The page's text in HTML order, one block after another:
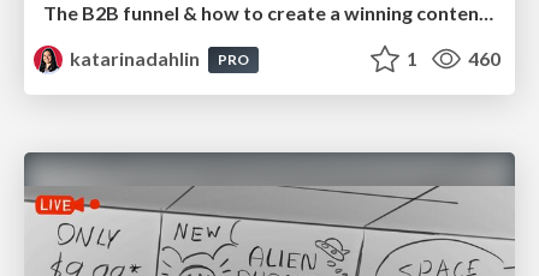
The B2B funnel & how to create a winning content strategy
katarinadahlin
PRO 1 460